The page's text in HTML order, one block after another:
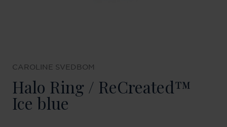
CAROLINE SVEDBOM
Halo Ring / ReCreated™
Ice blue